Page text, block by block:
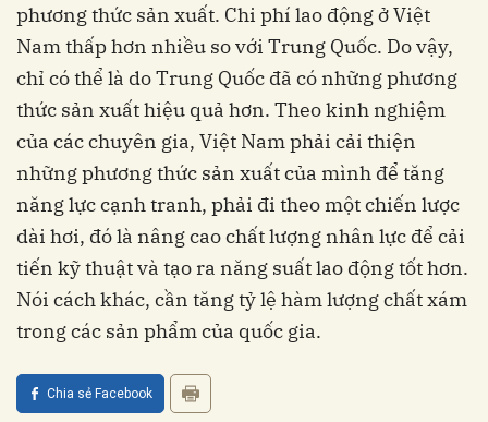
phương thức sản xuất. Chi phí lao động ở Việt
Nam thấp hơn nhiều so với Trung Quốc. Do vậy,
chỉ có thể là do Trung Quốc đã có những phương
thức sản xuất hiệu quả hơn. Theo kinh nghiệm
của các chuyên gia, Việt Nam phải cải thiện
những phương thức sản xuất của mình để tăng
năng lực cạnh tranh, phải đi theo một chiến lược
dài hơi, đó là nâng cao chất lượng nhân lực để cải
tiến kỹ thuật và tạo ra năng suất lao động tốt hơn.
Nói cách khác, cần tăng tỷ lệ hàm lượng chất xám
trong các sản phẩm của quốc gia.
Chia sẻ Facebook